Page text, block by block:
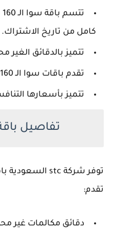
كامل من تاريخ الاشتراك.
تتميز بالدقائق الغير
تقدم باقات سوا الـ 160 ميجابايتس انترنت لامحدود.
تتميز بأسعارها
تفاصيل باقة
تقدم:
دقائق مكالمات غير